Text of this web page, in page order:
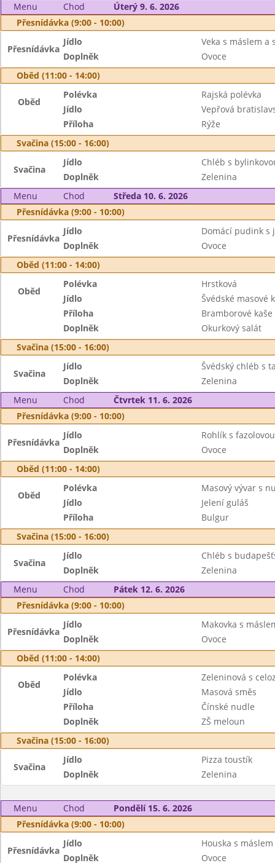
Menu
Chod
Úterý 9. 6. 2026
Přesnídávka (9:00 - 10:00)
Přesnídávka
Jídlo
Veka s máslem a
Doplněk
Ovoce
Oběd (11:00 - 14:00)
Oběd
Polévka
Rajská polévka
Jídlo
Vepřová
Příloha
Rýže
Svačina (15:00 - 16:00)
Svačina
Jídlo
Chléb s
Doplněk
Zelenina
Menu
Chod
Středa 10. 6. 2026
Přesnídávka (9:00 - 10:00)
Přesnídávka
Jídlo
Domácí pudink s
Doplněk
Ovoce
Oběd (11:00 - 14:00)
Oběd
Polévka
Hrstková
Jídlo
Švédské masové
Příloha
Bramborové kaše
Doplněk
Okurkový salát
Svačina (15:00 - 16:00)
Svačina
Jídlo
Švédský chléb s
Doplněk
Zelenina
Menu
Chod
Čtvrtek 11. 6. 2026
Přesnídávka (9:00 - 10:00)
Přesnídávka
Jídlo
Rohlík s
Doplněk
Ovoce
Oběd (11:00 - 14:00)
Oběd
Polévka
Masový vývar s
Jídlo
Jelení guláš
Příloha
Bulgur
Svačina (15:00 - 16:00)
Svačina
Jídlo
Chléb s
Doplněk
Zelenina
Menu
Chod
Pátek 12. 6. 2026
Přesnídávka (9:00 - 10:00)
Přesnídávka
Jídlo
Makovka s
Doplněk
Ovoce
Oběd (11:00 - 14:00)
Oběd
Polévka
Zeleninová s
Jídlo
Masová směs
Příloha
Čínské nudle
Doplněk
ZŠ meloun
Svačina (15:00 - 16:00)
Svačina
Jídlo
Pizza toustík
Doplněk
Zelenina
Menu Chod
Pondělí 15. 6. 2026
Přesnídávka (9:00 - 10:00)
Přesnídávka
Jídlo
Houska s máslem
Doplněk
Ovoce